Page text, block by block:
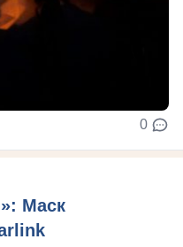
0
Маск